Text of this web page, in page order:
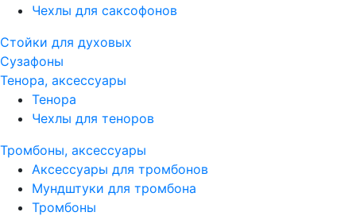
Чехлы для саксофонов
Стойки для духовых
Сузафоны
Тенора, аксессуары
Тенора
Чехлы для теноров
Тромбоны, аксессуары
Аксессуары для тромбонов
Мундштуки для тромбона
Тромбоны